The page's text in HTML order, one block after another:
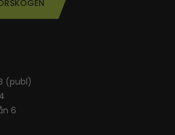
(publ)
6